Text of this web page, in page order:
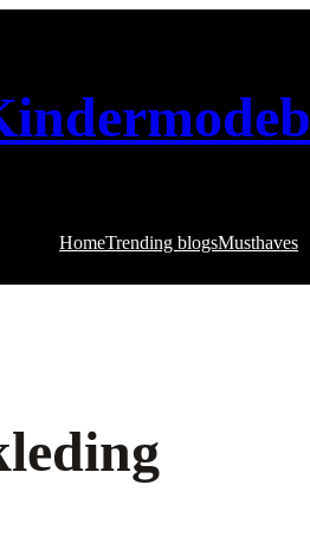
HomeTrending blogsMusthaves